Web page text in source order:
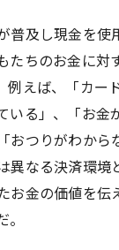
普及し現金を使
たちのお金に対
例えば、「カー
いる」、「お金
おつりがわから
異なる決済環境
お金の価値を伝